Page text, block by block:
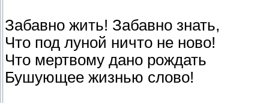
Забавно жить! Забавно знать,
Что под луной ничто не ново!
Что мертвому дано рождать
Бушующее жизнью слово!